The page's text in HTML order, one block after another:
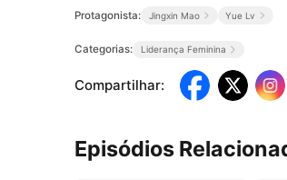
Protagonista: Jingxin Mao Yue Lv
Categorias: Liderança Feminina
Compartilhar:
Episódios